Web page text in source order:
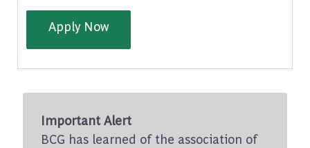
Apply NowWorking Student - Corporate
Important Alert
BCG has learned of the association of